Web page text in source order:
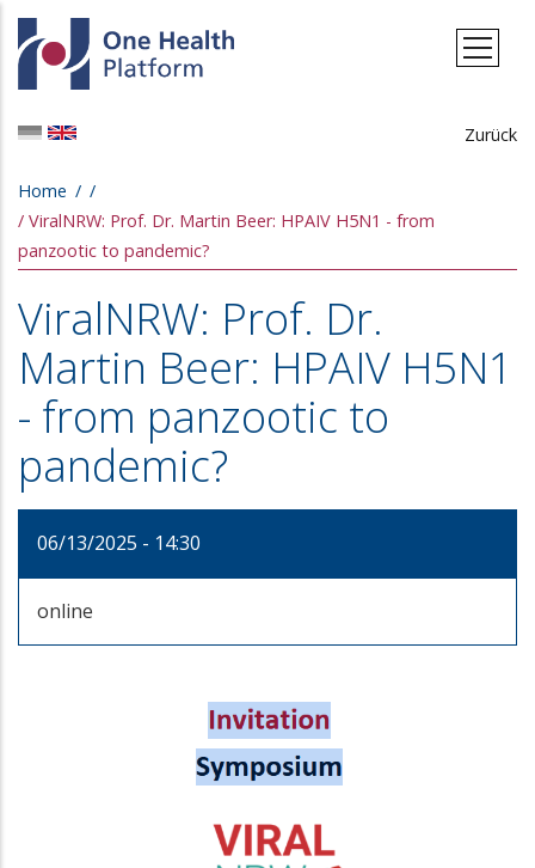
Skip to main content
Zurück
Breadcrumb
Home
ViralNRW: Prof. Dr. Martin Beer: HPAIV H5N1 - from
panzootic to pandemic?
ViralNRW: Prof. Dr.
Martin Beer: HPAIV H5N1
- from panzootic to
pandemic?
06/13/2025 - 14:30
online